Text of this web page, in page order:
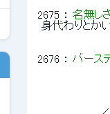
2675 ： 名無し
身代わりとか
2676 ： バース
＿　
_,,...-‐
丶` ,､丶`::.